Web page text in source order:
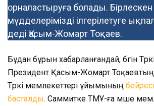
орналастыруға болады. Бірлескен
мүдделерімізді ілгерілетуге
деді Қасым-Жомарт Тоқаев.
Бұдан бұрын хабарланғандай, бүгін
Президент Қасым-Жомарт
Түркі мемлекеттері ұйымының
басталды. Саммитке ТМҰ-ға мүше